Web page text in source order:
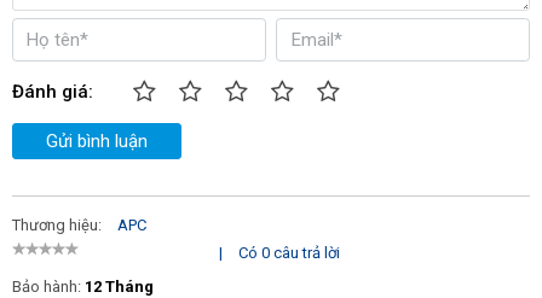
Đánh giá:
Gửi bình luận
Thương hiệu:
APC
|
Có 0 câu trả lời
Bảo hành: 12 Tháng